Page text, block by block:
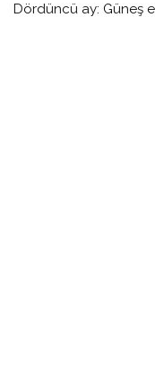
Dördüncü ay: Güneş